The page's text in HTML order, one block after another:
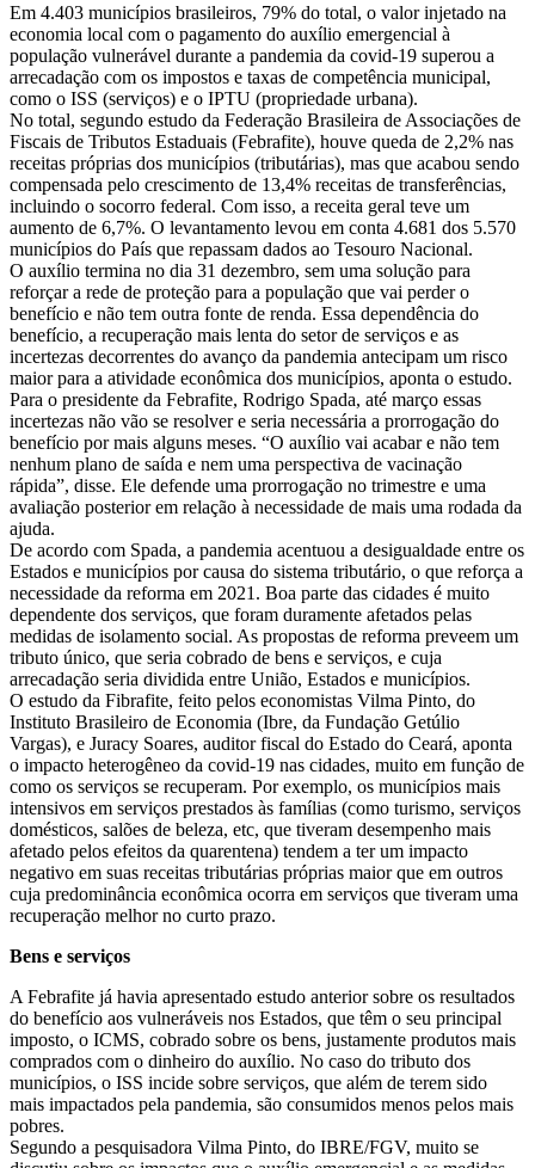
Em 4.403 municípios brasileiros, 79% do total, o valor injetado na
economia local com o pagamento do auxílio emergencial à
população vulnerável durante a pandemia da covid-19 superou a
arrecadação com os impostos e taxas de competência municipal,
como o ISS (serviços) e o IPTU (propriedade urbana).
No total, segundo estudo da Federação Brasileira de Associações de
Fiscais de Tributos Estaduais (Febrafite), houve queda de 2,2% nas
receitas próprias dos municípios (tributárias), mas que acabou sendo
compensada pelo crescimento de 13,4% receitas de transferências,
incluindo o socorro federal. Com isso, a receita geral teve um
aumento de 6,7%. O levantamento levou em conta 4.681 dos 5.570
municípios do País que repassam dados ao Tesouro Nacional.
O auxílio termina no dia 31 dezembro, sem uma solução para
reforçar a rede de proteção para a população que vai perder o
benefício e não tem outra fonte de renda. Essa dependência do
benefício, a recuperação mais lenta do setor de serviços e as
incertezas decorrentes do avanço da pandemia antecipam um risco
maior para a atividade econômica dos municípios, aponta o estudo.
Para o presidente da Febrafite, Rodrigo Spada, até março essas
incertezas não vão se resolver e seria necessária a prorrogação do
benefício por mais alguns meses. “O auxílio vai acabar e não tem
nenhum plano de saída e nem uma perspectiva de vacinação
rápida”, disse. Ele defende uma prorrogação no trimestre e uma
avaliação posterior em relação à necessidade de mais uma rodada da
ajuda.
De acordo com Spada, a pandemia acentuou a desigualdade entre os
Estados e municípios por causa do sistema tributário, o que reforça a
necessidade da reforma em 2021. Boa parte das cidades é muito
dependente dos serviços, que foram duramente afetados pelas
medidas de isolamento social. As propostas de reforma preveem um
tributo único, que seria cobrado de bens e serviços, e cuja
arrecadação seria dividida entre União, Estados e municípios.
O estudo da Fibrafite, feito pelos economistas Vilma Pinto, do
Instituto Brasileiro de Economia (Ibre, da Fundação Getúlio
Vargas), e Juracy Soares, auditor fiscal do Estado do Ceará, aponta
o impacto heterogêneo da covid-19 nas cidades, muito em função de
como os serviços se recuperam. Por exemplo, os municípios mais
intensivos em serviços prestados às famílias (como turismo, serviços
domésticos, salões de beleza, etc, que tiveram desempenho mais
afetado pelos efeitos da quarentena) tendem a ter um impacto
negativo em suas receitas tributárias próprias maior que em outros
cuja predominância econômica ocorra em serviços que tiveram uma
recuperação melhor no curto prazo.
Bens e serviços
A Febrafite já havia apresentado estudo anterior sobre os resultados
do benefício aos vulneráveis nos Estados, que têm o seu principal
imposto, o ICMS, cobrado sobre os bens, justamente produtos mais
comprados com o dinheiro do auxílio. No caso do tributo dos
municípios, o ISS incide sobre serviços, que além de terem sido
mais impactados pela pandemia, são consumidos menos pelos mais
pobres.
Segundo a pesquisadora Vilma Pinto, do IBRE/FGV, muito se